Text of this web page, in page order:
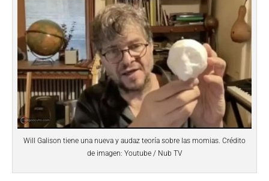
Will Galison tiene una nueva y audaz teoría sobre las momias. Crédito
de imagen: Youtube / Nub TV